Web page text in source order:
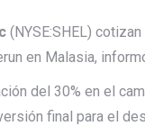
(NYSE:SHEL)
en Malasia,
del 30% en el
final para el